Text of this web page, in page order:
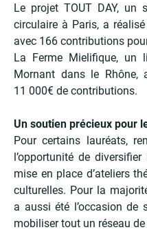
Le projet TOUT DAY, un
circulaire à Paris, a
avec 166 contributions
La Ferme Mielifique, un
Mornant dans le
11 000€ de contributions.
Un soutien précieux pour
Pour certains lauréats,
l’opportunité de
mise en place d’ateliers
culturelles. Pour la
a aussi été l’occasion de
mobiliser tout un réseau